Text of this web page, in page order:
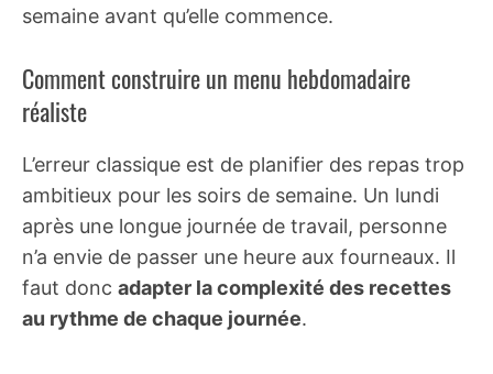
semaine avant qu’elle commence.
Comment construire un menu hebdomadaire
réaliste
L’erreur classique est de planifier des repas trop
ambitieux pour les soirs de semaine. Un lundi
après une longue journée de travail, personne
n’a envie de passer une heure aux fourneaux. Il
faut donc adapter la complexité des recettes
au rythme de chaque journée.